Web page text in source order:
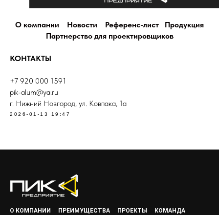
О компании Новости Референс-лист
Продукция
Партнерство для проектировщиков
КОНТАКТЫ
+7 920 000 1591
pik-alum@ya.ru
г. Нижний Новгород, ул. Ковпака, 1а
2026-01-13 19:47
О КОМПАНИИ ПРЕИМУЩЕСТВА ПРОЕКТЫ
КОМАНДА